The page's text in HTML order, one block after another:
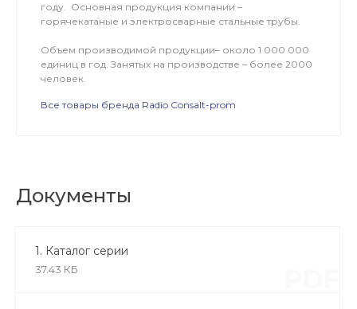
году. Основная продукция компании –
горячекатаные и электросварные стальные трубы.
Объем производимой продукции– около 1 000 000
единиц в год. Занятых на производстве – более 2000
человек.
Все товары бренда Radio Consalt-prom
Документы
1. Каталог серии
37.43 КБ